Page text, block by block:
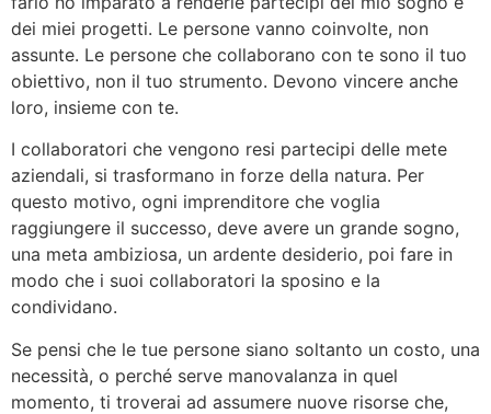
dei miei progetti. Le persone vanno coinvolte, non
assunte. Le persone che collaborano con te sono il tuo
obiettivo, non il tuo strumento. Devono vincere anche
loro, insieme con te.
I collaboratori che vengono resi partecipi delle mete
aziendali, si trasformano in forze della natura. Per
questo motivo, ogni imprenditore che voglia
raggiungere il successo, deve avere un grande sogno,
una meta ambiziosa, un ardente desiderio, poi fare in
modo che i suoi collaboratori la sposino e la
condividano.
Se pensi che le tue persone siano soltanto un costo, una
necessità, o perché serve manovalanza in quel
momento, ti troverai ad assumere nuove risorse che,